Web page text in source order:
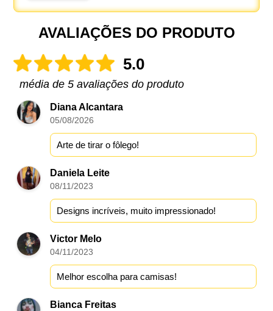
AVALIAÇÕES DO PRODUTO
5.0
média de 5 avaliações do produto
Diana Alcantara
05/08/2026
Arte de tirar o fôlego!
Daniela Leite
08/11/2023
Designs incríveis, muito impressionado!
Victor Melo
04/11/2023
Melhor escolha para camisas!
Bianca Freitas